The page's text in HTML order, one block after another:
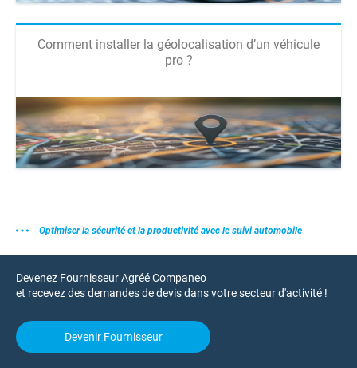
Comment installer la géolocalisation d’un véhicule
pro ?
Optimiser la sécurité et la productivité avec le suivi automobile
Devenez Fournisseur Agréé Companeo
et recevez des demandes de devis dans votre secteur d'activité !
Devenir Fournisseur